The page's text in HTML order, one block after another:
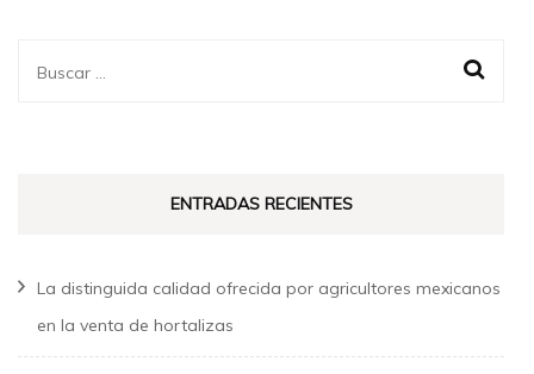
Buscar:
ENTRADAS RECIENTES
La distinguida calidad ofrecida por agricultores mexicanos
en la venta de hortalizas